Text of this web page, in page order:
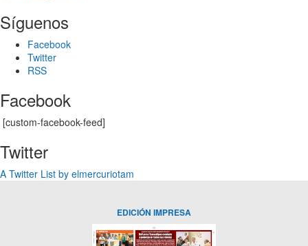
Síguenos
Facebook
Twitter
RSS
Facebook
[custom-facebook-feed]
Twitter
A Twitter List by elmercuriotam
EDICIÓN IMPRESA